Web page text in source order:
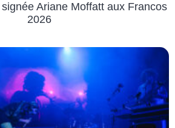
Ariane Moffatt aux Francos
2026